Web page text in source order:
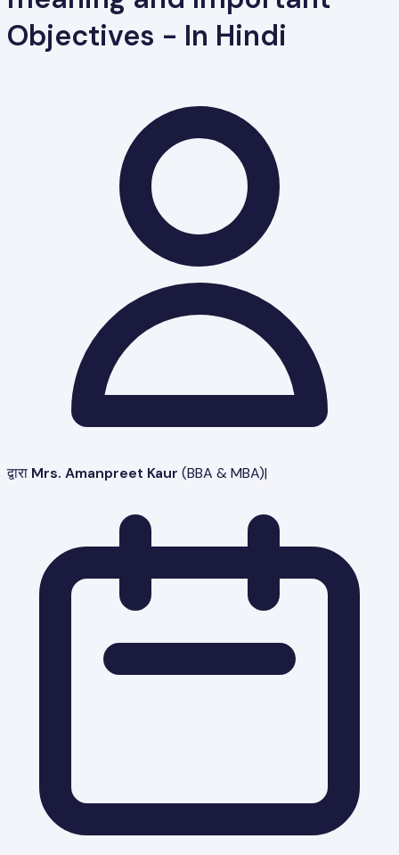
Objectives - In Hindi
द्वारा Mrs. Amanpreet Kaur (BBA & MBA)|